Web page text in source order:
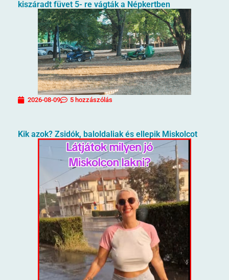
kiszáradt füvet 5- re vágták a Népkertben
2026-08-09 5 hozzászólás
Kik azok? Zsidók, baloldaliak és ellepik Miskolcot